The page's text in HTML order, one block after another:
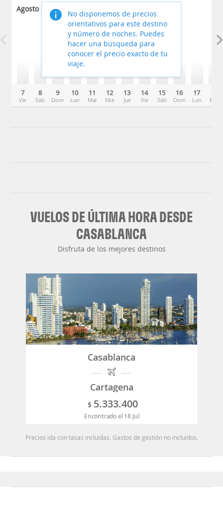
Agosto 2026
7
Vie
8
Sáb
9
Dom
10
Lun
11
Mar
12
Mié
13
Jue
14
Vie
15
Sáb
16
Dom
17
Lun
18
Mar
No disponemos de precios
orientativos para este destino
y número de noches. Puedes
hacer una búsqueda para
conocer el precio exacto de tu
viaje.
VUELOS DE ÚLTIMA HORA DESDE
CASABLANCA
Disfruta de los mejores destinos
Casablanca
Cartagena
$ 5.333.400
Encontrado el 18 Jul
Precios ida con tasas incluidas. Gastos de gestión no incluidos.